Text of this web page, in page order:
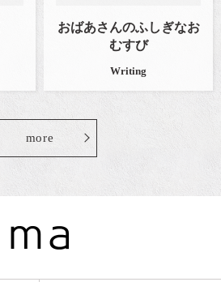
おばあさんのふしぎなお
むすび
Writing
more